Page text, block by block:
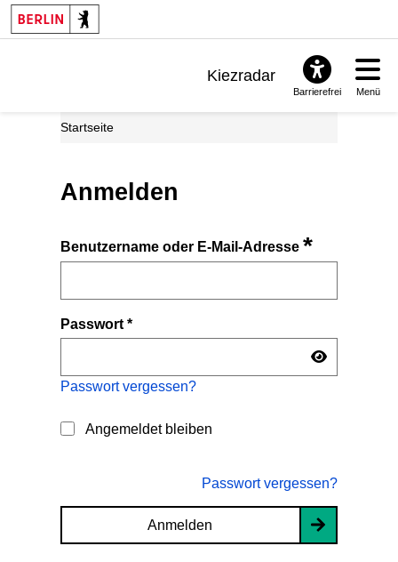
Kiezradar
Barrierefrei Menü
Startseite
Anmelden
Benutzername oder E-Mail-Adresse*
Passwort*
Passwort vergessen?
Angemeldet bleiben
Passwort vergessen?
Anmelden